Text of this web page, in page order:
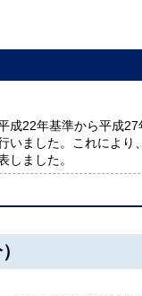
22年基準から平成27
ました。これにより
ました。